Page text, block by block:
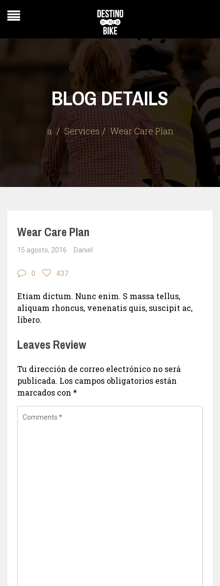
BLOG DETAILS
a Services Wear Care Plan
Wear Care Plan
15 agosto, 2016 Daniel
0 437
Etiam dictum. Nunc enim. S massa tellus,
aliquam rhoncus, venenatis quis, suscipit ac,
libero.
Leaves Review
Tu dirección de correo electrónico no será
publicada. Los campos obligatorios están
marcados con *